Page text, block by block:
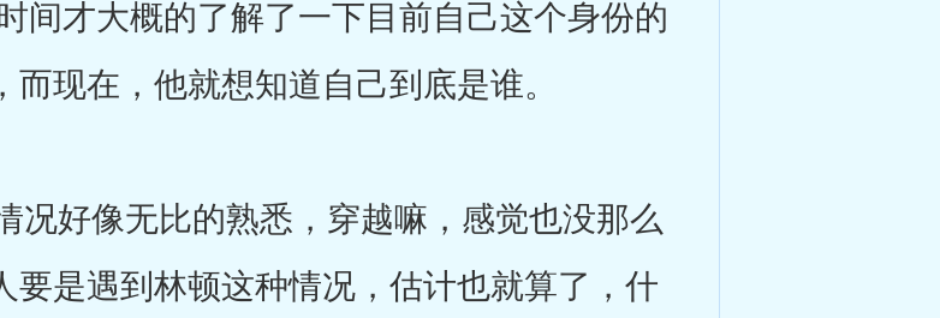
间才大概的了解了一下目前自己这个身份的
现在，他就想知道自己到底是谁。
好像无比的熟悉，穿越嘛，感觉也没那么
要是遇到林顿这种情况，估计也就算了，什